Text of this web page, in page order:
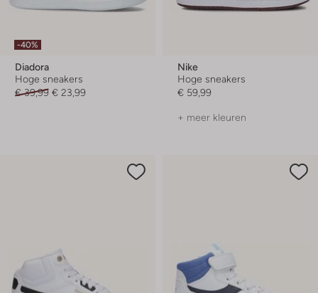
-40%
Diadora
Hoge sneakers
€ 39,99 € 23,99
Nike
Hoge sneakers
€ 59,99
+ meer kleuren